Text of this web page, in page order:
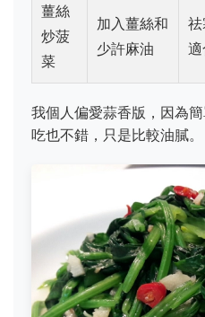
薑絲
炒菠
菜
加入薑絲和
少許麻油
祛
我個人偏愛蒜香版，因為
吃也不錯，只是比較油膩。